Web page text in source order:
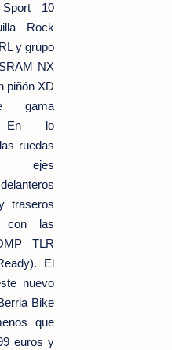
10
Rock
y grupo
NX
piñón XD
gama
En lo
ruedas
ejes
traseros
con las
TLR
El
nuevo
Bike
que
euros y